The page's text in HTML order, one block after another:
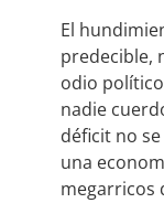
El
predecible,
odio
nadie
déficit no
una
megarricos